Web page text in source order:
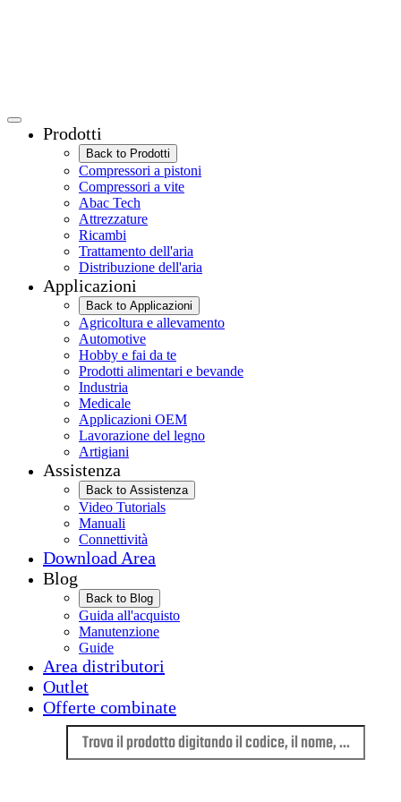
Prodotti
Back to Prodotti
Compressori a pistoni
Compressori a vite
Abac Tech
Attrezzature
Ricambi
Trattamento dell'aria
Distribuzione dell'aria
Applicazioni
Back to Applicazioni
Agricoltura e allevamento
Automotive
Hobby e fai da te
Prodotti alimentari e bevande
Industria
Medicale
Applicazioni OEM
Lavorazione del legno
Artigiani
Assistenza
Back to Assistenza
Video Tutorials
Manuali
Connettività
Download Area
Blog
Back to Blog
Guida all'acquisto
Manutenzione
Guide
Area distributori
Outlet
Offerte combinate